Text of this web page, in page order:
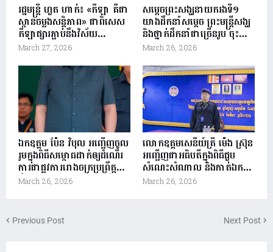
រដ្ឋមន្ត្រី ហួត ហាក់៖ «កីឡា គឺជា
ស្ពានចម្លងសន្តិភាព» ជាពិសេស
កីឡាផ្សារភ្ជាប់នឹងវិស័យ
ទេសចរណ៍ក្នុងការជំរុញផ្សព្វផ្សាយ
ទូលាយ និងរស់រវើក
March 27, 2026
សម្តេចព្រះសង្ឃនាយករងទី១
យាងដឹកនាំសម្តេច ព្រះមន្រ្តីសង្ឃ
និងថ្នាក់ដឹកនាំជាច្រើនរូប ចុះ
សំណេះសំណាល និងនាំយក
នគរបាលការពារព្រំដែន ព្រម
ទាំងប្រទានពរសិរីសួស្តីជ័យមង្គល
March 26, 2026
ឯកឧត្តម ប៉ែន វិបុល អញ្ជើញចូល
រួមក្នុងពិធីសម្ពោធដាក់ឲ្យដំណើរ
ការជាផ្លូវការរោងចក្រប្រព្រឹត្តកម្ម
ទឹកស្អាតអណ្តូងតាសី និងបើកការ
បន្ថែមសម្រាប់ខេត្តចំនួន៥
March 26, 2026
លោកឧត្តមសេនីយ៍ត្រី ម៉េង ស្រ៊ុន
អញ្ជើញជាអធិបតីក្នុងពិធីជួប
សំណេះសំណាល និងកាត់ឯក
សណ្ឋាន ជូនដល់យោធិន​
March 26, 2026
Previous Post Next Post